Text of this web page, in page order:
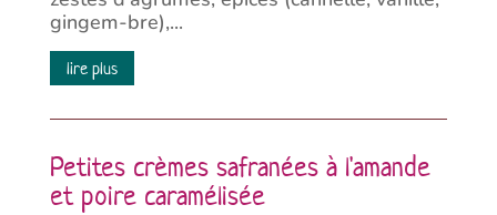
gingem-bre),...
lire plus
Petites crèmes safranées à l'amande
et poire caramélisée